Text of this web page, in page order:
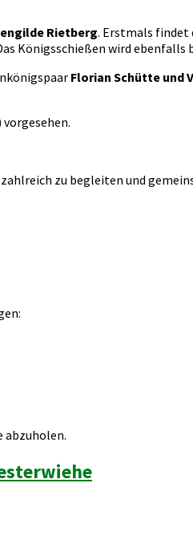
Rietberg. Erstmals findet
Königsschießen wird ebenfalls
Florian Schütte und
zu begleiten und
abzuholen.